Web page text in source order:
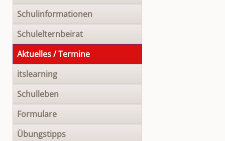
Schulinformationen
Schulelternbeirat
Aktuelles / Termine
itslearning
Schulleben
Formulare
Übungstipps